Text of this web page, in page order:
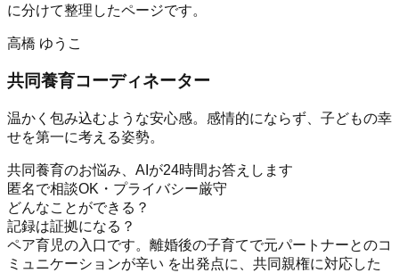
に分けて整理したページです。
高橋 ゆうこ
共同養育コーディネーター
温かく包み込むような安心感。感情的にならず、子どもの幸
せを第一に考える姿勢。
共同養育のお悩み、AIが24時間お答えします
匿名で相談OK・プライバシー厳守
どんなことができる？
記録は証拠になる？
ペア育児の入口です。離婚後の子育てで元パートナーとのコ
ミュニケーションが辛い を出発点に、共同親権に対応した